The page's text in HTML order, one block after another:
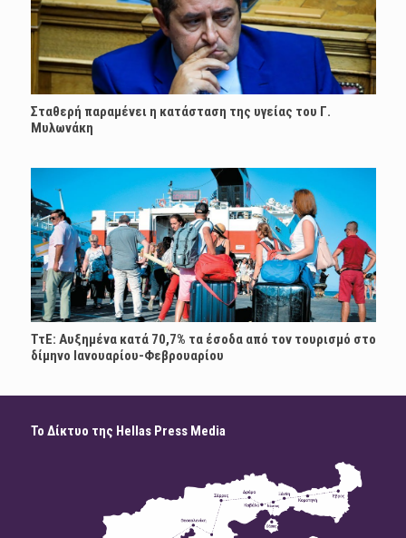
Σταθερή παραμένει η κατάσταση της υγείας του Γ.
Μυλωνάκη
ΤτΕ: Αυξημένα κατά 70,7% τα έσοδα από τον τουρισμό στο
δίμηνο Ιανουαρίου-Φεβρουαρίου
Το Δίκτυο της Hellas Press Media